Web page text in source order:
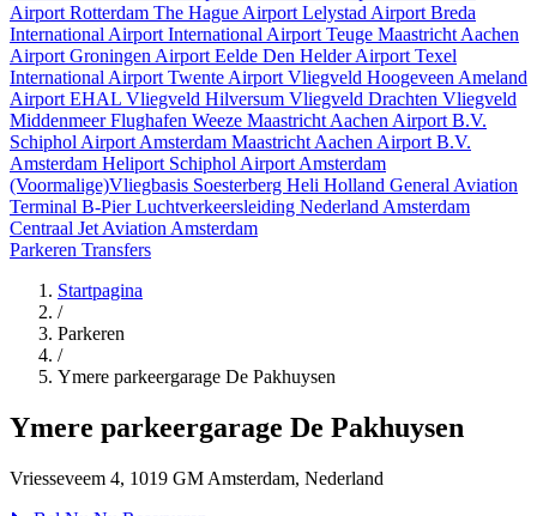
Airport Rotterdam The Hague Airport Lelystad Airport Breda
International Airport International Airport Teuge Maastricht Aachen
Airport Groningen Airport Eelde Den Helder Airport Texel
International Airport Twente Airport Vliegveld Hoogeveen Ameland
Airport EHAL Vliegveld Hilversum Vliegveld Drachten Vliegveld
MiddenmeerFlughafen Weeze Maastricht Aachen Airport B.V.
Schiphol Airport Amsterdam Maastricht Aachen Airport B.V.
Amsterdam Heliport Schiphol Airport Amsterdam
(Voormalige)Vliegbasis Soesterberg Heli Holland General Aviation
Terminal B-PierLuchtverkeersleiding Nederland Amsterdam
Centraal Jet Aviation Amsterdam
Parkeren Transfers
Startpagina
/
Parkeren
/
Ymere parkeergarage De Pakhuysen
Ymere parkeergarage De Pakhuysen
Vriesseveem 4, 1019 GM Amsterdam, Nederland